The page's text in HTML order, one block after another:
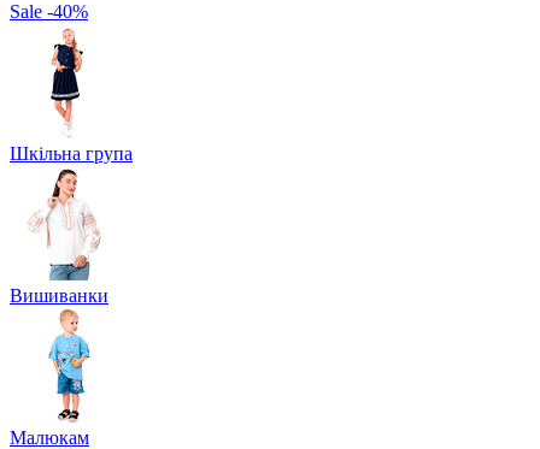
Sale -40%
Шкільна група
Вишиванки
Малюкам